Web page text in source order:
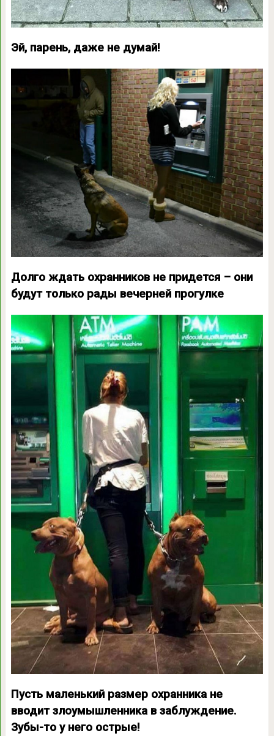
Эй, парень, даже не думай!
Долго ждать охранников не придется – они
будут только рады вечерней прогулке
Пусть маленький размер охранника не
вводит злоумышленника в заблуждение.
Зубы-то у него острые!